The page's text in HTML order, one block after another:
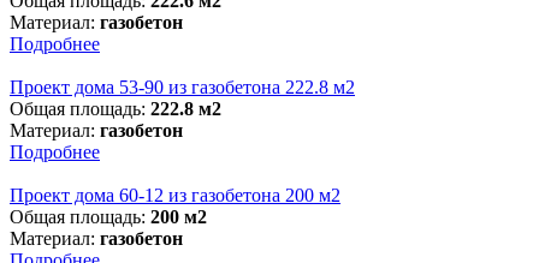
Материал: газобетон
Подробнее
Проект дома 53-90 из газобетона 222.8 м2
Общая площадь: 222.8 м2
Материал: газобетон
Подробнее
Проект дома 60-12 из газобетона 200 м2
Общая площадь: 200 м2
Материал: газобетон